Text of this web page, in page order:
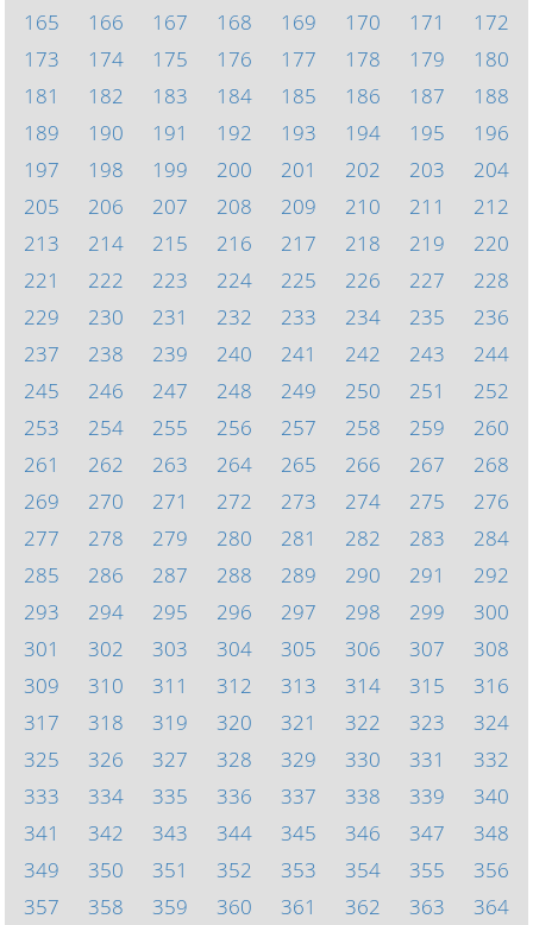
165
166 167 168 169 170 171
172
173
174 175 176 177 178 179
180
181
182 183 184 185 186 187
188
189
190 191 192 193 194 195
196
197
198 199 200 201 202 203
204
205
206 207 208 209 210 211
212
213
214 215 216 217 218 219
220
221
222 223 224 225 226 227
228
229
230 231 232 233 234 235
236
237
238 239 240 241 242 243
244
245
246 247 248 249 250 251
252
253
254 255 256 257 258 259
260
261
262 263 264 265 266 267
268
269
270 271 272 273 274 275
276
277
278 279 280 281 282 283
284
285
286 287 288 289 290 291
292
293
294 295 296 297 298 299
300
301
302 303 304 305 306 307
308
309
310 311 312 313 314 315
316
317
318 319 320 321 322 323
324
325
326 327 328 329 330 331
332
333
334 335 336 337 338 339
340
341
342 343 344 345 346 347
348
349
350 351 352 353 354 355
356
357
358 359 360 361 362 363 364